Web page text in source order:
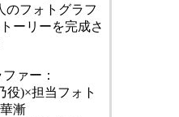
のフォトグラフ
ーリーを完成さ
ァー：
役)×担当フォト
漸